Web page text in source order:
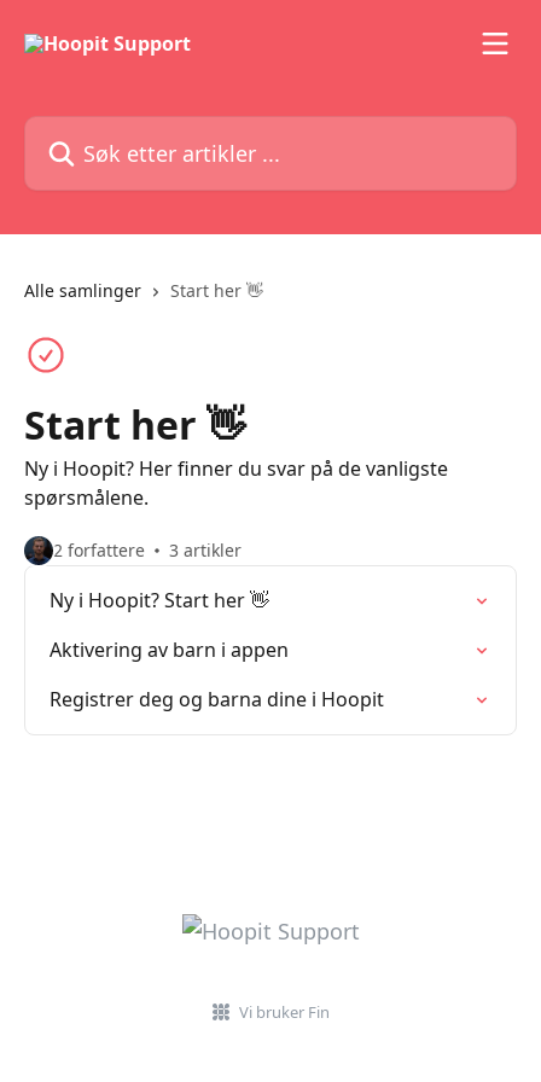
Søk etter artikler ...
Alle samlinger Start her 👋
Start her 👋
Ny i Hoopit? Her finner du svar på de vanligste
spørsmålene.
2 forfattere 3 artikler
Ny i Hoopit? Start her 👋
Aktivering av barn i appen
Registrer deg og barna dine i Hoopit
Vi bruker Fin